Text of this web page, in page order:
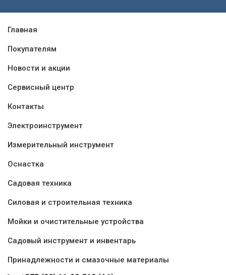
Главная
Покупателям
Новости и акции
Сервисный центр
Контакты
Электроинструмент
Измерительный инструмент
Оснастка
Садовая техника
Силовая и строительная техника
Мойки и очистительные устройства
Садовый инструмент и инвентарь
Принадлежности и смазочные материалы